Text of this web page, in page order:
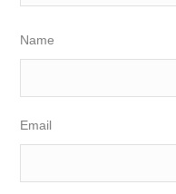
Name
Email